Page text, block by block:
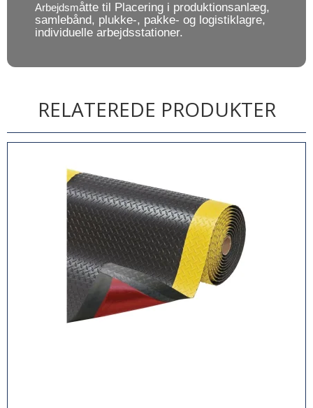
Arbejdsmåtte til Placering i produktionsanlæg,
samlebånd, plukke-, pakke- og logistiklagre,
individuelle arbejdsstationer.
RELATEREDE PRODUKTER